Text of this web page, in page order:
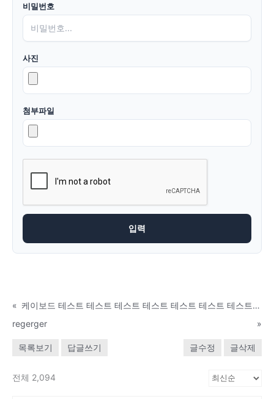
비밀번호
사진
첨부파일
«
케이보드 테스트 테스트 테스트 테스트 테스트 테스트 테스트 신청합니다.
regerger
»
목록보기 답글쓰기 글수정 글삭제
전체 2,094